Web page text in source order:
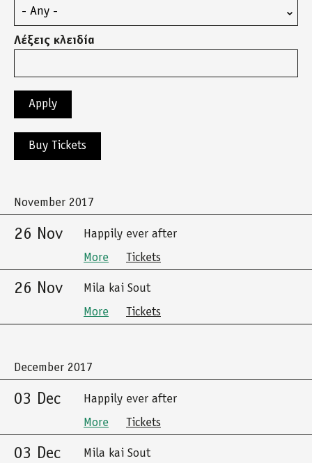
Λέξεις κλειδία
Buy Tickets
November 2017
26 Nov
Happily ever after
More
Tickets
26 Nov
Mila kai Sout
More
Tickets
December 2017
03 Dec
Happily ever after
More
Tickets
03 Dec
Mila kai Sout